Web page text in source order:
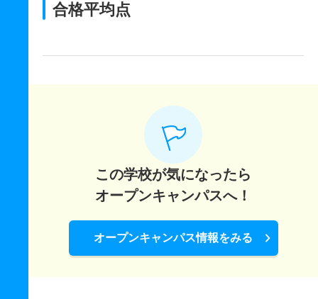
合格平均点
この学校が気になったら
オープンキャンパスへ！
オープンキャンパス情報をみる